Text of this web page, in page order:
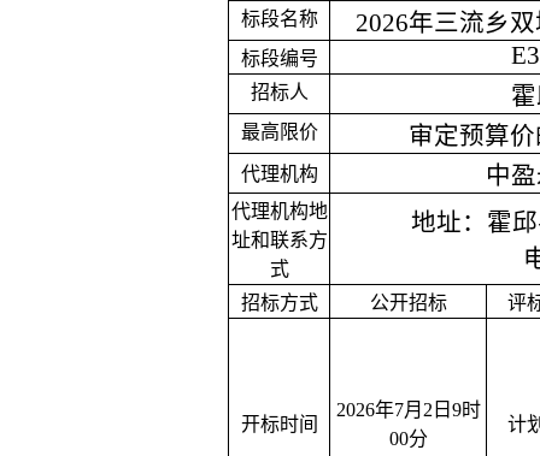
标段名称 2026年三流乡
标段编号
招标人
最高限价 审定预算
代理机构 中
代理机构地
址和联系方
式
地址： 霍
招标方式 公开招标 评
开标时间
2026年7月 2 日 9时
00分
计